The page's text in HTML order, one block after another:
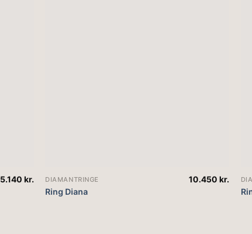
5.140 kr. DIAMANTRINGE
Ring Diana
10.450kr.